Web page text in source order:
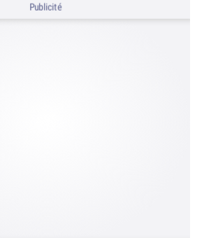
Publicité